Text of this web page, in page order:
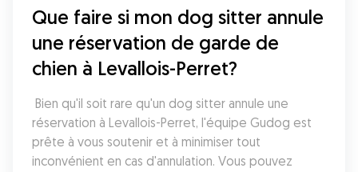
Que faire si mon dog sitter annule
une réservation de garde de
chien à Levallois-Perret?
réservation à Levallois-Perret, l'équipe Gudog est
prête à vous soutenir et à minimiser tout
inconvénient en cas d'annulation. Vous pouvez